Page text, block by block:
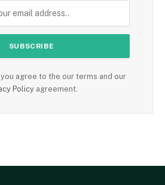
agree to the our terms and our
Policyagreement.